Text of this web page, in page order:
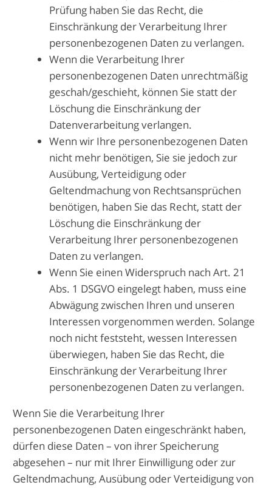
Prüfung haben Sie das Recht, die
Einschränkung der Verarbeitung Ihrer
personenbezogenen Daten zu verlangen.
Wenn die Verarbeitung Ihrer
personenbezogenen Daten unrechtmäßig
geschah/geschieht, können Sie statt der
Löschung die Einschränkung der
Datenverarbeitung verlangen.
Wenn wir Ihre personenbezogenen Daten
nicht mehr benötigen, Sie sie jedoch zur
Ausübung, Verteidigung oder
Geltendmachung von Rechtsansprüchen
benötigen, haben Sie das Recht, statt der
Löschung die Einschränkung der
Verarbeitung Ihrer personenbezogenen
Daten zu verlangen.
Wenn Sie einen Widerspruch nach Art. 21
Abs. 1 DSGVO eingelegt haben, muss eine
Abwägung zwischen Ihren und unseren
Interessen vorgenommen werden. Solange
noch nicht feststeht, wessen Interessen
überwiegen, haben Sie das Recht, die
Einschränkung der Verarbeitung Ihrer
personenbezogenen Daten zu verlangen.
Wenn Sie die Verarbeitung Ihrer
personenbezogenen Daten eingeschränkt haben,
dürfen diese Daten – von ihrer Speicherung
abgesehen – nur mit Ihrer Einwilligung oder zur
Geltendmachung, Ausübung oder Verteidigung von